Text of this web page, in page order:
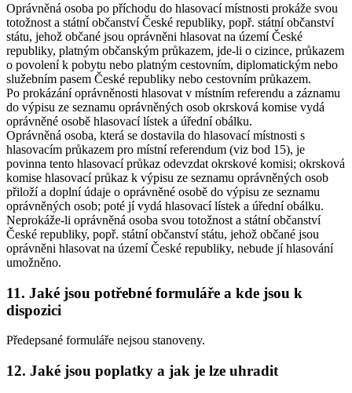
Oprávněná osoba po příchodu do hlasovací místnosti prokáže svou
totožnost a státní občanství České republiky, popř. státní občanství
státu, jehož občané jsou oprávněni hlasovat na území České
republiky, platným občanským průkazem, jde-li o cizince, průkazem
o povolení k pobytu nebo platným cestovním, diplomatickým nebo
služebním pasem České republiky nebo cestovním průkazem.
Po prokázání oprávněnosti hlasovat v místním referendu a záznamu
do výpisu ze seznamu oprávněných osob okrsková komise vydá
oprávněné osobě hlasovací lístek a úřední obálku.
Oprávněná osoba, která se dostavila do hlasovací místnosti s
hlasovacím průkazem pro místní referendum (viz bod 15), je
povinna tento hlasovací průkaz odevzdat okrskové komisi; okrsková
komise hlasovací průkaz k výpisu ze seznamu oprávněných osob
přiloží a doplní údaje o oprávněné osobě do výpisu ze seznamu
oprávněných osob; poté jí vydá hlasovací lístek a úřední obálku.
Neprokáže-li oprávněná osoba svou totožnost a státní občanství
České republiky, popř. státní občanství státu, jehož občané jsou
oprávněni hlasovat na území České republiky, nebude jí hlasování
umožněno.
11. Jaké jsou potřebné formuláře a kde jsou k
dispozici
Předepsané formuláře nejsou stanoveny.
12. Jaké jsou poplatky a jak je lze uhradit